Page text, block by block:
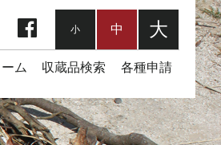
ム 収蔵品検索 各種申請
小 中 大